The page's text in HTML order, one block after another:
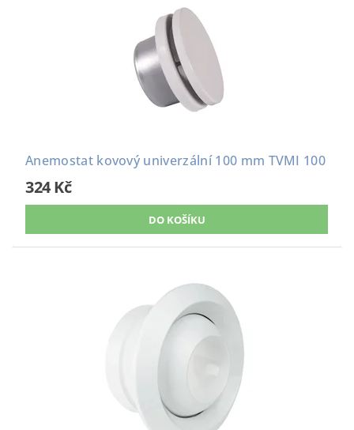
Anemostat kovový univerzální 100 mm TVMI 100
324 Kč